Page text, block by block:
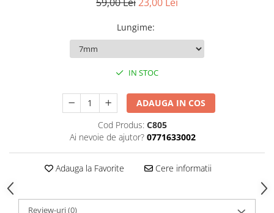
Lungime:
IN STOC
ADAUGA IN COS
Cod Produs: C805
Ai nevoie de ajutor? 0771633002
Adauga la Favorite Cere informatii
Review-uri(0)